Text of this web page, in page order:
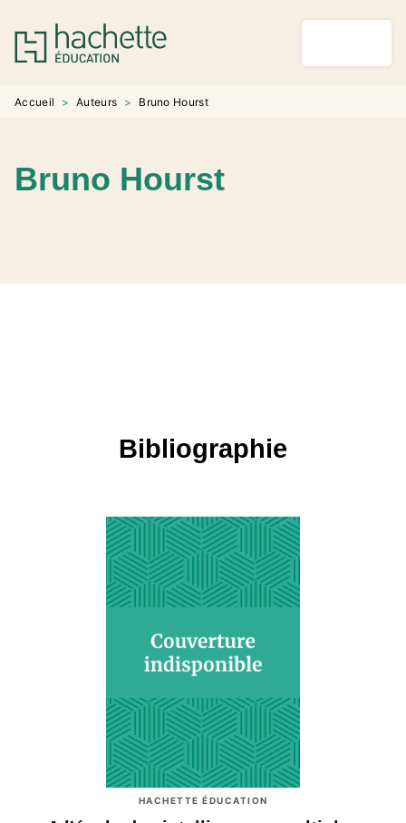
MENU RECHERCHE
PIED DE PAGE
Accueil > Auteurs > Bruno Hourst
Bruno Hourst
Bibliographie
HACHETTE ÉDUCATION